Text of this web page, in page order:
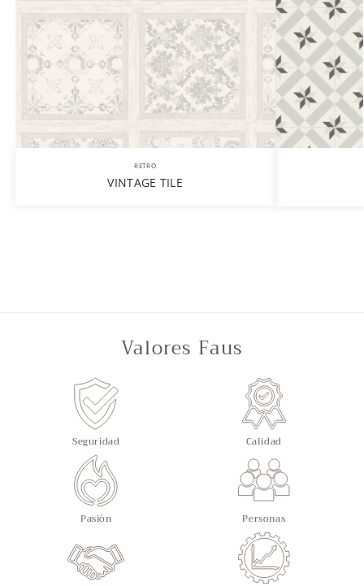
RETRO
VINTAGE TILE
Valores Faus
Seguridad Calidad
Pasión Personas